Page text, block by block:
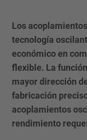
Los
tecnología
económico en
flexible. La
mayor dirección
fabricación
acoplamientos
rendimiento